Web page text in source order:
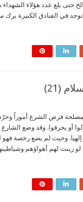
حتى بلغ عدد هؤلاء
في الفنادق الكبيرة برك
(21)
فرض الشرع أموراً
أو يحرفوا. وقد وضع
إلهيا. وحيث لم يضع رخصة
زينت لهم أهواؤهم